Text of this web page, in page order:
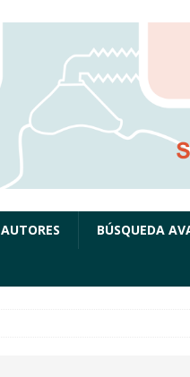
BÚSQUEDA